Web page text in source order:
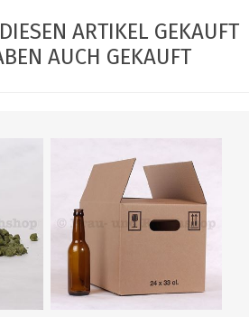
ARTIKEL GEKAUFT
AUCH GEKAUFT